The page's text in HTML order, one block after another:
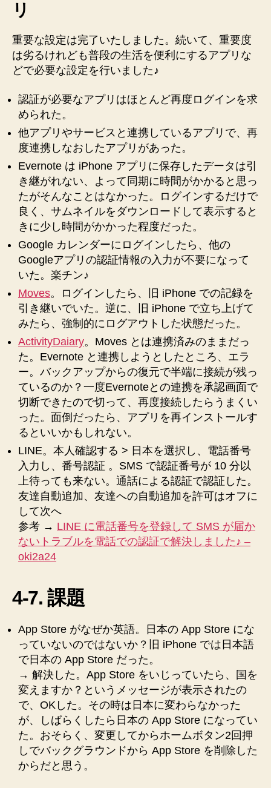
リ
重要な設定は完了いたしました。続いて、重要度
は劣るけれども普段の生活を便利にするアプリな
どで必要な設定を行いました♪
認証が必要なアプリはほとんど再度ログインを求
められた。
他アプリやサービスと連携しているアプリで、再
度連携しなおしたアプリがあった。
Evernote は iPhone アプリに保存したデータは引
き継がれない、よって同期に時間がかかると思っ
たがそんなことはなかった。ログインするだけで
良く、サムネイルをダウンロードして表示すると
きに少し時間がかかった程度だった。
Google カレンダーにログインしたら、他の
Googleアプリの認証情報の入力が不要になって
いた。楽チン♪
Moves。ログインしたら、旧 iPhone での記録を
引き継いでいた。逆に、旧 iPhone で立ち上げて
みたら、強制的にログアウトした状態だった。
ActivityDaiary。Moves とは連携済みのままだっ
た。Evernote と連携しようとしたところ、エラ
ー。バックアップからの復元で半端に接続が残っ
ているのか？一度Evernoteとの連携を承認画面で
切断できたので切って、再度接続したらうまくい
った。面倒だったら、アプリを再インストールす
るといいかもしれない。
LINE。本人確認する > 日本を選択し、電話番号
入力し、番号認証 。SMS で認証番号が 10 分以
上待っても来ない。通話による認証で認証した。
友達自動追加、友達への自動追加を許可はオフに
して次へ
参考 → LINE に電話番号を登録して SMS が届か
ないトラブルを電話での認証で解決しました♪ –
oki2a24
4-7. 課題
App Store がなぜか英語。日本の App Store にな
っていないのではないか？旧 iPhone では日本語
で日本の App Store だった。
→ 解決した。App Store をいじっていたら、国を
変えますか？というメッセージが表示されたの
で、OKした。その時は日本に変わらなかった
が、しばらくしたら日本の App Store になってい
た。おそらく、変更してからホームボタン2回押
しでバックグラウンドから App Store を削除した
からだと思う。